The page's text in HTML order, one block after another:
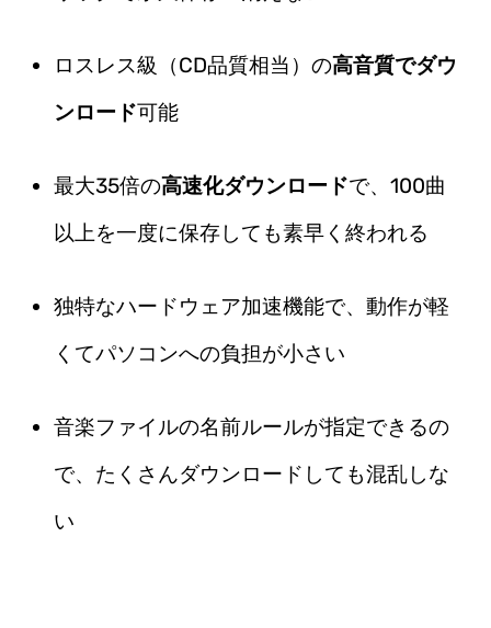
ロスレス級（CD品質相当）の高音質でダウ
ンロード可能
最大35倍の高速化ダウンロードで、100曲
以上を一度に保存しても素早く終われる
独特なハードウェア加速機能で、動作が軽
くてパソコンへの負担が小さい
音楽ファイルの名前ルールが指定できるの
で、たくさんダウンロードしても混乱しな
い